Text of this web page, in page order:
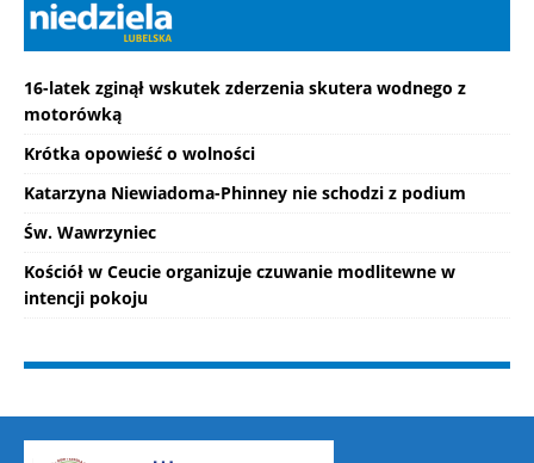
16-latek zginął wskutek zderzenia skutera wodnego z
motorówką
Krótka opowieść o wolności
Katarzyna Niewiadoma-Phinney nie schodzi z podium
Św. Wawrzyniec
Kościół w Ceucie organizuje czuwanie modlitewne w
intencji pokoju